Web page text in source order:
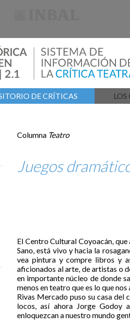
DE CRÍTICAS
Columna Teatro
Juegos
El Centro Cultural Coyoacán,
Sano, está vivo y hacia la
vea pintura y compre libros y
aficionados al arte, de artistas o
en importante núcleo de donde
menos en teatro que es lo que
Rivas Mercado puso su casa del
locos, así ahora Jorge Godoy
enloquezcan a nuestro mundo